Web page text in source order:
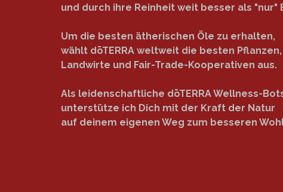
und durch ihre Reinheit weit besser als "nur"
Um die besten ätherischen Öle zu erhalten,
wählt dōTERRA weltweit die besten
Landwirte und Fair-Trade-Kooperativen aus.
Als leidenschaftliche dōTERRA Wellness-
unterstütze ich Dich mit der Kraft der Natur
auf deinem eigenen Weg zum besseren